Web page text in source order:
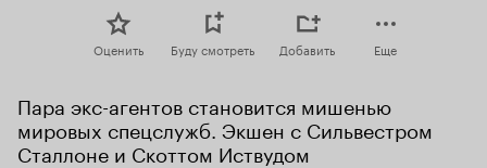
Оценить Буду смотреть Добавить Еще
Пара экс-агентов становится мишенью
мировых спецслужб. Экшен с Сильвестром
Сталлоне и Скоттом Иствудом